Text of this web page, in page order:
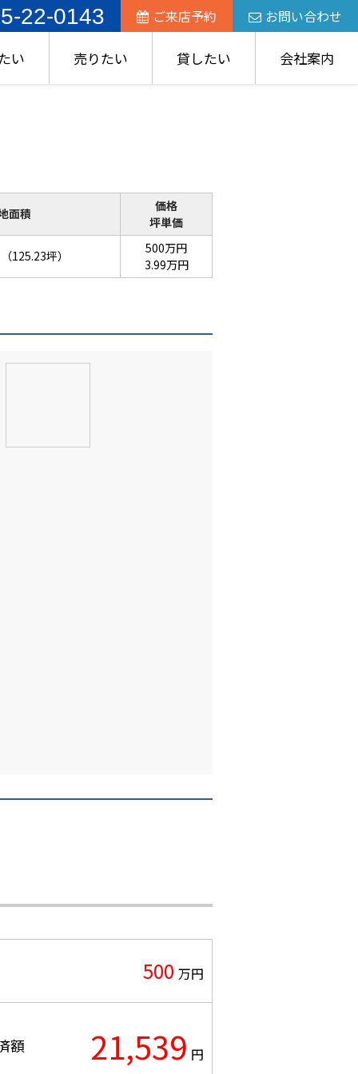
22-0143 ご来店予約 お問い合わせ
い 売りたい 貸したい 会社案内
面積
価格
坪単価
（125.23坪）
500万円
3.99万円
500 万円
額 21,539 円